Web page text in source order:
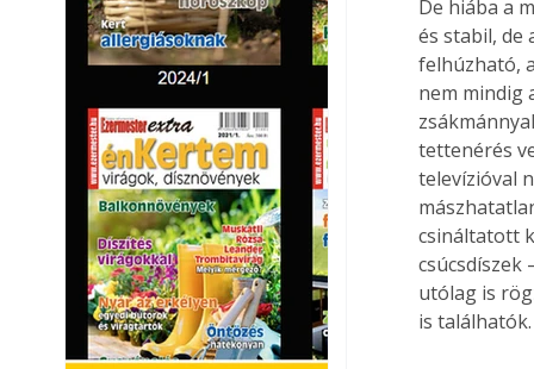
De hiába a
és stabil, de
felhúzható,
nem mindig
tettenérés
televízióval
csináltatott
utólag is
is találhatók.